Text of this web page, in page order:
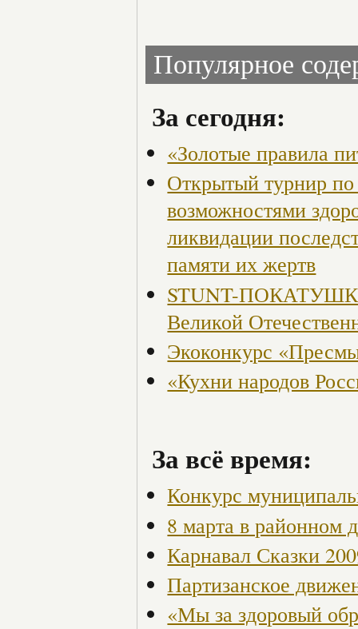
Популярное
За сегодня:
«Золотые правила
Открытый турнир
возможностями
ликвидации
памяти их жертв
STUNT-
Великой
Экоконкурс
«Кухни народов
За всё время:
Конкурс
8 марта в районном
Карнавал Сказки
Партизанское
«Мы за здоровый